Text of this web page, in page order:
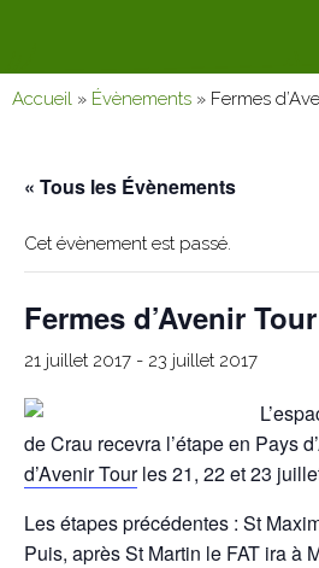
Accueil » Évènements » Fermes
« Tous les Évènements
Cet évènement est passé.
Fermes d’Avenir
21 juillet 2017 - 23 juillet 2017
de Crau recevra l’étape en Pays
d’Avenir Tourles 21, 22 et 23
Les étapes précédentes : St
Puis, après St Martin le FAT ira à